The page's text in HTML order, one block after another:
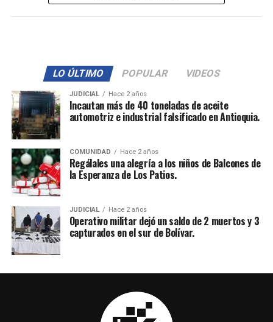
LO ÚLTIMO POPULAR VIDEOS
JUDICIAL Hace 2 años
Incautan más de 40 toneladas de aceite
automotriz e industrial falsificado en Antioquia.
COMUNIDAD Hace 2 años
Regálales una alegría a los niños de Balcones de
la Esperanza de Los Patios.
JUDICIAL Hace 2 años
Operativo militar dejó un saldo de 2 muertos y 3
capturados en el sur de Bolívar.